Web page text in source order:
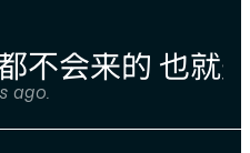
不会来的 也就
ago.